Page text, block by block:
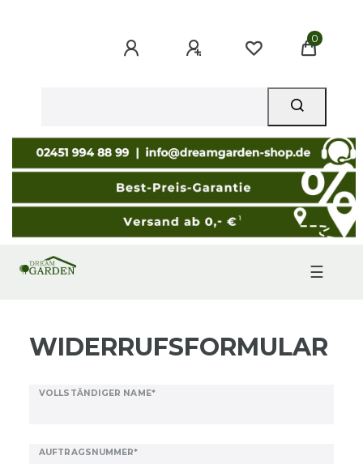
0
☰
WIDERRUFSFORMULAR
VOLLSTÄNDIGER NAME*
AUFTRAGSNUMMER*
Ceres::Template.mailFormHoneypotLabel